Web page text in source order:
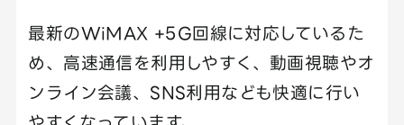
最新のWiMAX +5G回線に対応しているた
め、高速通信を利用しやすく、動画視聴やオ
ンライン会議、SNS利用なども快適に行い